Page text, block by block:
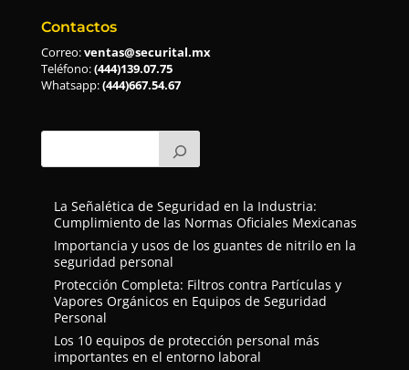
Contactos
Correo:ventas@securital.mx
Teléfono:(444)139.07.75
Whatsapp:(444)667.54.67
La Señalética de Seguridad en la Industria:
Cumplimiento de las Normas Oficiales Mexicanas
Importancia y usos de los guantes de nitrilo en la
seguridad personal
Protección Completa: Filtros contra Partículas y
Vapores Orgánicos en Equipos de Seguridad
Personal
Los 10 equipos de protección personal más
importantes en el entorno laboral